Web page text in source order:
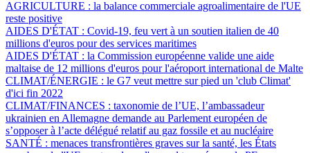
AGRICULTURE : la balance commerciale agroalimentaire de l'UE
reste positive
AIDES D'ÉTAT : Covid-19, feu vert à un soutien italien de 40
millions d'euros pour des services maritimes
AIDES D'ÉTAT : la Commission européenne valide une aide
maltaise de 12 millions d'euros pour l'aéroport international de Malte
CLIMAT/ÉNERGIE : le G7 veut mettre sur pied un 'club Climat'
d'ici fin 2022
CLIMAT/FINANCES : taxonomie de l’UE, l’ambassadeur
ukrainien en Allemagne demande au Parlement européen de
s’opposer à l’acte délégué relatif au gaz fossile et au nucléaire
SANTÉ : menaces transfrontières graves sur la santé, les États